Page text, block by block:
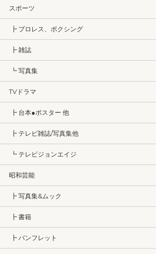
スポーツ
┣ プロレス、ボクシング
┣ 雑誌
┗ 写真集
TVドラマ
┣ 台本●ポスター 他
┣ テレビ雑誌/写真集他
┗ テレビジョンエイジ
昭和芸能
┣ 写真集&ムック
┣ 書籍
┣ パンフレット